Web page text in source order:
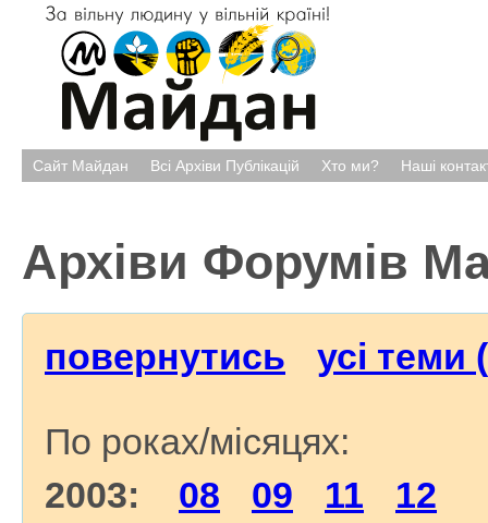
Сайт Майдан Всі Архіви Публікацій Хто ми? Наші
Архіви Форумів
повернутись усі теми
По роках/місяцях:
2003: 08 09 11
12